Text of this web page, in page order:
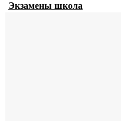
Экзамены школа